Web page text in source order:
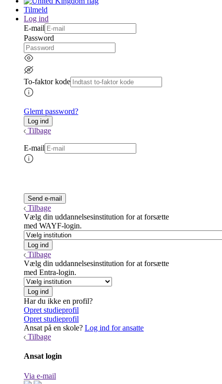
Tilmeld
Log ind
E-mail
Password
To-faktor kode
Glemt password?
Tilbage
E-mail
Tilbage
Vælg din uddannelsesinstitution for at forsætte
med WAYF-login.
Tilbage
Vælg din uddannelsesinstitution for at forsætte
med Entra-login.
Har du ikke en profil?
Opret studieprofil
Opret studieprofil
Ansat på en skole? Log ind for ansatte
Tilbage
Ansat login
Via e-mail